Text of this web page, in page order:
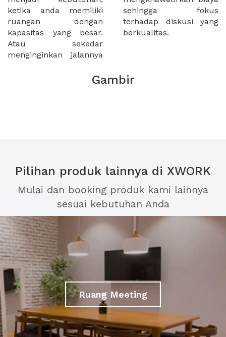
ketika anda memiliki
ruangan dengan
kapasitas yang besar.
Atau sekedar
menginginkan jalannya
sehingga fokus
terhadap diskusi yang
berkualitas.
Gambir
Pilihan produk lainnya di XWORK
Mulai dan booking produk kami lainnya
sesuai kebutuhan Anda
Ruang Meeting